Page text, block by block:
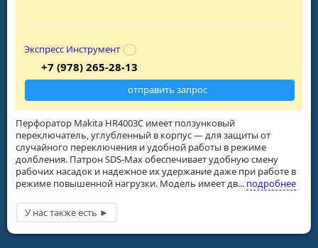
Перфоратор Makita HR4003C имеет ползунковый
переключатель, углубленный в корпус — для защиты от
случайного переключения и удобной работы в режиме
долбления. Патрон SDS-Max обеспечивает удобную смену
рабочих насадок и надежное их удержание даже при работе в
режиме повышенной нагрузки. Модель имеет дв... подробнее
Экспресс Инструмент
+7 (978) 265-28-13
отправить запрос